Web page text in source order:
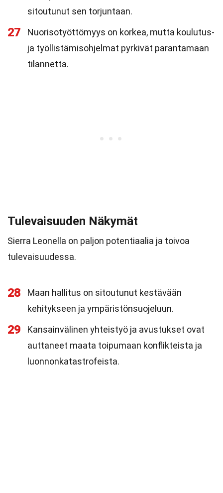
sitoutunut sen torjuntaan.
27
Nuorisotyöttömyys on korkea, mutta koulutus-
ja työllistämisohjelmat pyrkivät parantamaan
tilannetta.
Tulevaisuuden Näkymät
Sierra Leonella on paljon potentiaalia ja toivoa
tulevaisuudessa.
28
Maan hallitus on sitoutunut kestävään
kehitykseen ja ympäristönsuojeluun.
29
Kansainvälinen yhteistyö ja avustukset ovat
auttaneet maata toipumaan konflikteista ja
luonnonkatastrofeista.